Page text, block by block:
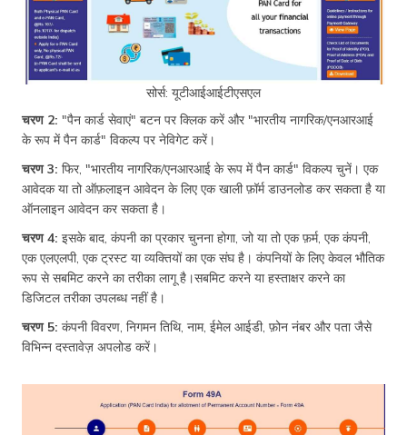
सोर्स: यूटीआईआईटीएसएल
चरण 2: "पैन कार्ड सेवाएं" बटन पर क्लिक करें और "भारतीय नागरिक/एनआरआई
के रूप में पैन कार्ड" विकल्प पर नेविगेट करें।
चरण 3: फिर, "भारतीय नागरिक/एनआरआई के रूप में पैन कार्ड" विकल्प चुनें। एक
आवेदक या तो ऑफ़लाइन आवेदन के लिए एक खाली फ़ॉर्म डाउनलोड कर सकता है या
ऑनलाइन आवेदन कर सकता है।
चरण 4: इसके बाद, कंपनी का प्रकार चुनना होगा, जो या तो एक फ़र्म, एक कंपनी,
एक एलएलपी, एक ट्रस्ट या व्यक्तियों का एक संघ है। कंपनियों के लिए केवल भौतिक
रूप से सबमिट करने का तरीका लागू है।सबमिट करने या हस्ताक्षर करने का
डिजिटल तरीका उपलब्ध नहीं है।
चरण 5: कंपनी विवरण, निगमन तिथि, नाम, ईमेल आईडी, फ़ोन नंबर और पता जैसे
विभिन्न दस्तावेज़ अपलोड करें।